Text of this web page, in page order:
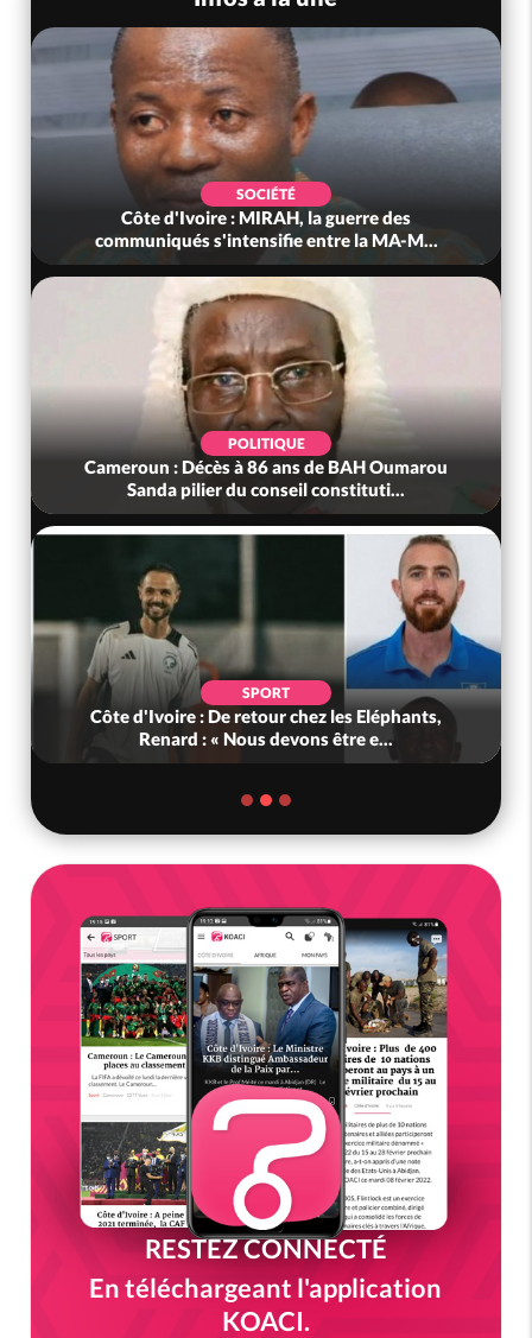
SOCIÉTÉ
Côte d'Ivoire : MIRAH, la guerre des
communiqués s'intensifie entre la MA-M...
POLITIQUE
Cameroun : Décès à 86 ans de BAH Oumarou
Sanda pilier du conseil constituti...
SPORT
Côte d'Ivoire : De retour chez les Eléphants,
Renard : « Nous devons être e...
RESTEZ CONNECTÉ
En téléchargeant l'application
KOACI.